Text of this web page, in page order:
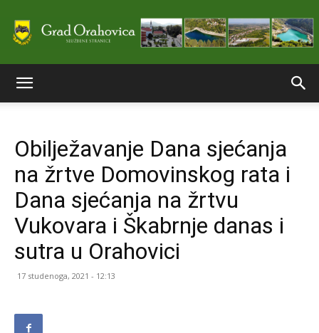
stranice
Grada
Obilježavanje Dana sjećanja
na žrtve Domovinskog rata i
Dana sjećanja na žrtvu
Vukovara i Škabrnje danas i
sutra u Orahovici
17 studenoga, 2021 - 12:13